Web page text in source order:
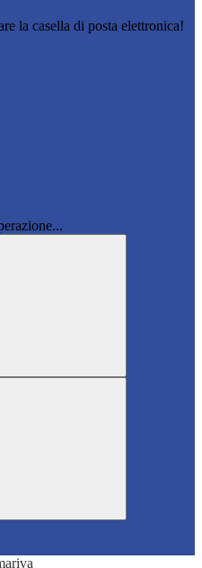
la casella di posta elettronica!